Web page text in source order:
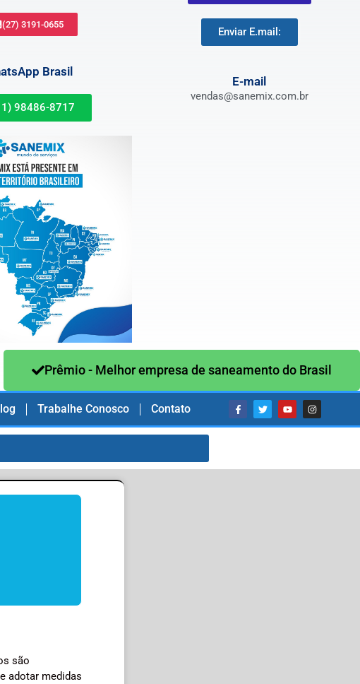
(27) 3191-0655
Brasil
98486-8717
Enviar E.mail:
E-mail
vendas@sanemix.com.br
Prêmio - Melhor empresa de saneamento do Brasil
Trabalhe Conosco Contato
são
adotar medidas